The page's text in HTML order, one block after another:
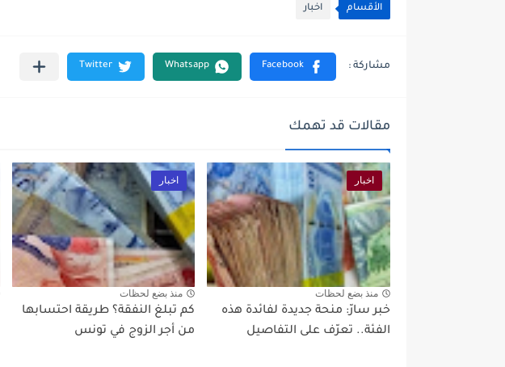
الأقسام اخبار
مقالات قد تهمك
اخبار
منذ بضع لحظات
خبر سارّ: منحة جديدة لفائدة هذه
الفئة.. تعرّف على التفاصيل
اخبار
منذ بضع لحظات
كم تبلغ النفقة؟ طريقة احتسابها
من أجر الزوج في تونس